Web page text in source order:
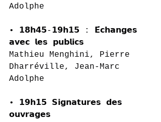
Adolphe
• 𝟭𝟴𝗵𝟰𝟱-𝟭𝟵𝗵𝟭𝟱 : 𝗘́𝗰𝗵𝗮𝗻𝗴𝗲𝘀
𝗮𝘃𝗲𝗰 𝗹𝗲𝘀 𝗽𝘂𝗯𝗹𝗶𝗰𝘀
Mathieu Menghini, Pierre
Dharréville, Jean-Marc
Adolphe
• 𝟭𝟵𝗵𝟭𝟱 𝗦𝗶𝗴𝗻𝗮𝘁𝘂𝗿𝗲𝘀 𝗱𝗲𝘀
𝗼𝘂𝘃𝗿𝗮𝗴𝗲𝘀